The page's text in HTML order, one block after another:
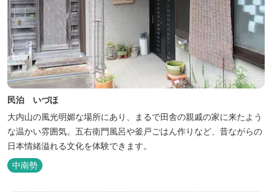
民泊 いづほ
大内山の風光明媚な場所にあり、まるで田舎の親戚の家に来たよう
な温かい雰囲気。五右衛門風呂や釜戸ごはん作りなど、昔ながらの
日本情緒溢れる文化を体験できます。
中南勢